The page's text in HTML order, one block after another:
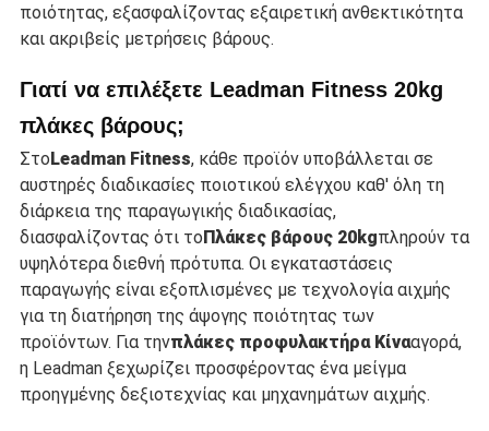
ποιότητας, εξασφαλίζοντας εξαιρετική ανθεκτικότητα
και ακριβείς μετρήσεις βάρους.
Γιατί να επιλέξετε Leadman Fitness 20kg
πλάκες βάρους;
ΣτοLeadman Fitness, κάθε προϊόν υποβάλλεται σε
αυστηρές διαδικασίες ποιοτικού ελέγχου καθ' όλη τη
διάρκεια της παραγωγικής διαδικασίας,
διασφαλίζοντας ότι τοΠλάκες βάρους 20kgπληρούν τα
υψηλότερα διεθνή πρότυπα. Οι εγκαταστάσεις
παραγωγής είναι εξοπλισμένες με τεχνολογία αιχμής
για τη διατήρηση της άψογης ποιότητας των
προϊόντων. Για τηνπλάκες προφυλακτήρα Κίνααγορά,
η Leadman ξεχωρίζει προσφέροντας ένα μείγμα
προηγμένης δεξιοτεχνίας και μηχανημάτων αιχμής.